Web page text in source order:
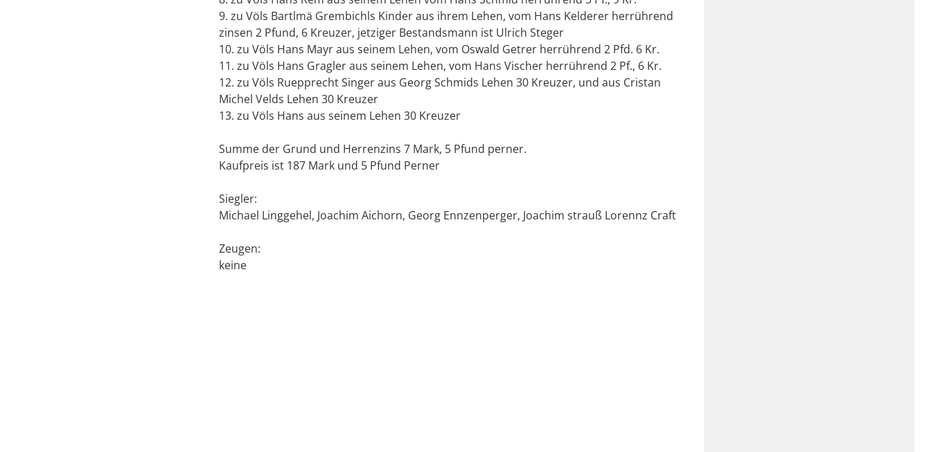
9. zu Völs Bartlmä Grembichls Kinder aus ihrem Lehen, vom Hans Kelderer herrührend
zinsen 2 Pfund, 6 Kreuzer, jetziger Bestandsmann ist Ulrich Steger
10. zu Völs Hans Mayr aus seinem Lehen, vom Oswald Getrer herrührend 2 Pfd. 6 Kr.
11. zu Völs Hans Gragler aus seinem Lehen, vom Hans Vischer herrührend 2 Pf., 6 Kr.
12. zu Völs Ruepprecht Singer aus Georg Schmids Lehen 30 Kreuzer, und aus Cristan
Michel Velds Lehen 30 Kreuzer
13. zu Völs Hans aus seinem Lehen 30 Kreuzer
Summe der Grund und Herrenzins 7 Mark, 5 Pfund perner.
Kaufpreis ist 187 Mark und 5 Pfund Perner
Siegler:
Michael Linggehel, Joachim Aichorn, Georg Ennzenperger, Joachim strauß Lorennz Craft
Zeugen:
keine